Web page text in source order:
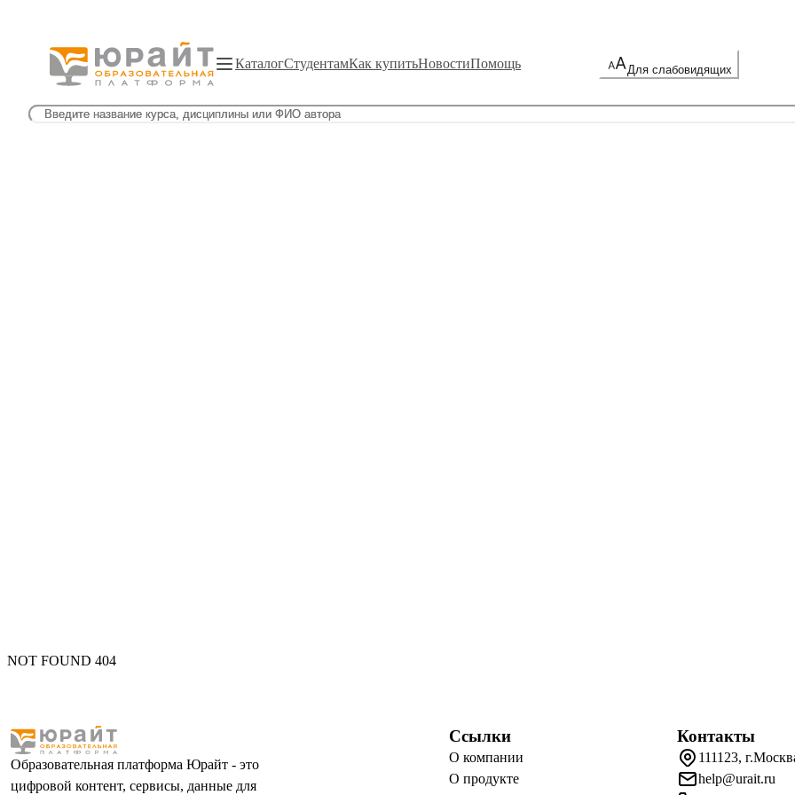
КаталогСтудентамКак купитьНовостиПомощь Для слабовидящих
NOT FOUND 404
Образовательная платформа Юрайт - это
цифровой контент, сервисы, данные для
Ссылки
О компании
О продукте
Контакты
111123,
help@urait.ru